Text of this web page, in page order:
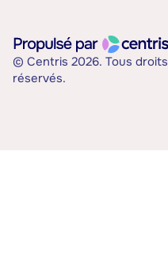
© Centris 2026. Tous droits
réservés.